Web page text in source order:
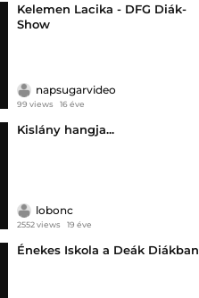
Kelemen Lacika - DFG Diák-
Show
napsugarvideo
99 views 16 éve
Kislány hangja...
lobonc
2552 views 19 éve
Énekes Iskola a Deák Diákban